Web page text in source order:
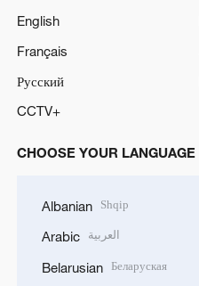
English
Français
Русский
CCTV+
CHOOSE YOUR LANGUAGE
Albanian Shqip
Arabic العربية
Belarusian Беларуская